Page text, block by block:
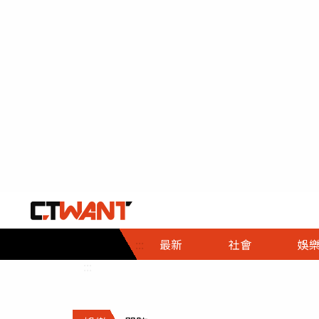
::: 最新 社會
社會首頁
時事
調查
娛樂
娛樂首頁
即時
財經首頁
熱線
政